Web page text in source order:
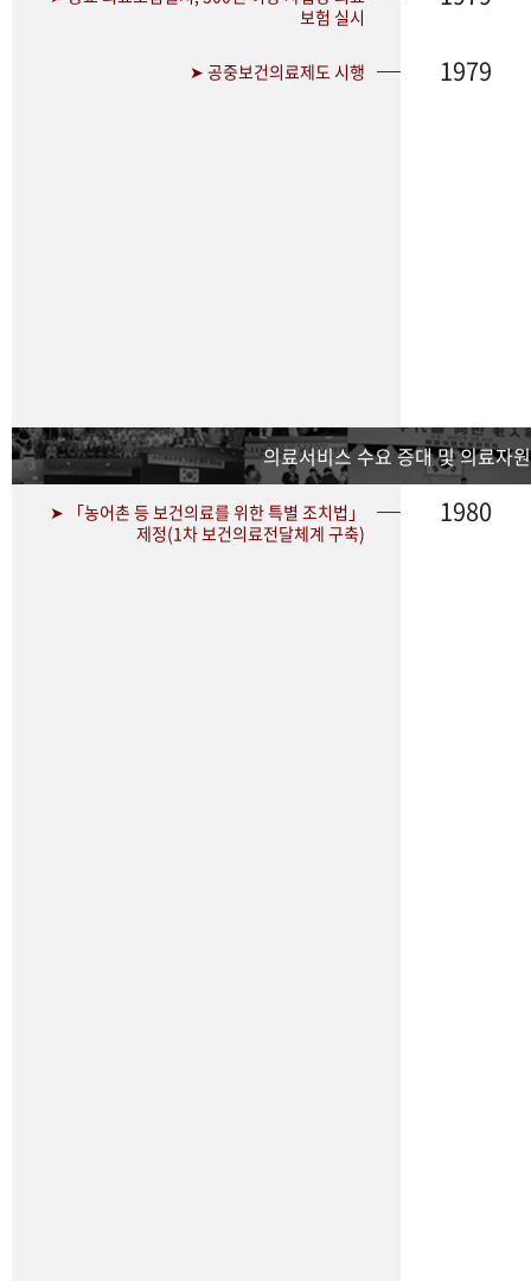
보험 실시
➤ 공중보건의료제도 시행 1979
의료서비스 수요 증대 및 의료자
➤ 「농어촌 등 보건의료를 위한 특별 조치법」
제정(1차 보건의료전달체계 구축)
1980